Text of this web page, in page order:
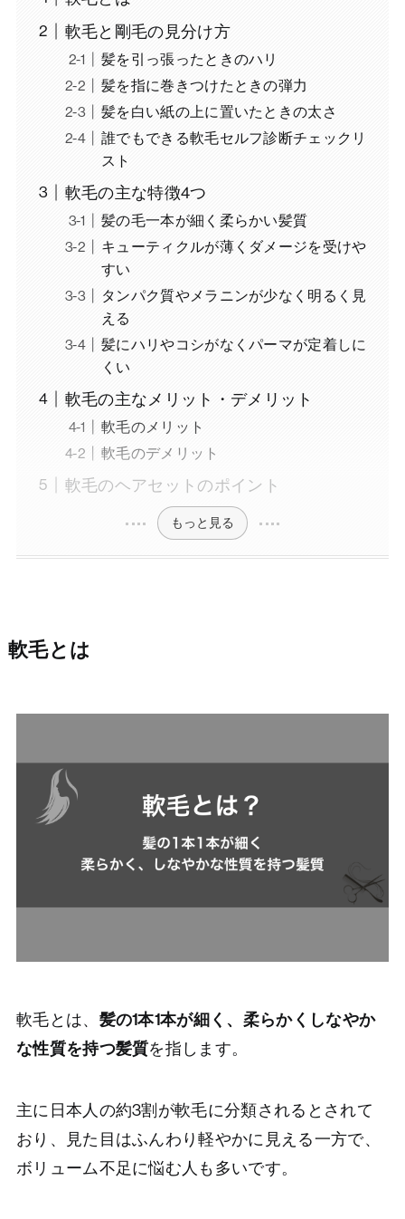
軟毛と剛毛の見分け方
髪を引っ張ったときのハリ
髪を指に巻きつけたときの弾力
髪を白い紙の上に置いたときの太さ
誰でもできる軟毛セルフ診断チェックリ
スト
軟毛の主な特徴4つ
髪の毛一本が細く柔らかい髪質
キューティクルが薄くダメージを受けや
すい
タンパク質やメラニンが少なく明るく見
える
髪にハリやコシがなくパーマが定着しに
くい
軟毛の主なメリット・デメリット
軟毛のメリット
軟毛のデメリット
軟毛のヘアセットのポイント
もっと見る
軟毛とは
軟毛とは、 髪の1本1本が細く、柔らかくしなやか
な性質を持つ髪質を指します。
主に日本人の約3割が軟毛に分類されるとされて
おり、見た目はふんわり軽やかに見える一方で、
ボリューム不足に悩む人も多いです。